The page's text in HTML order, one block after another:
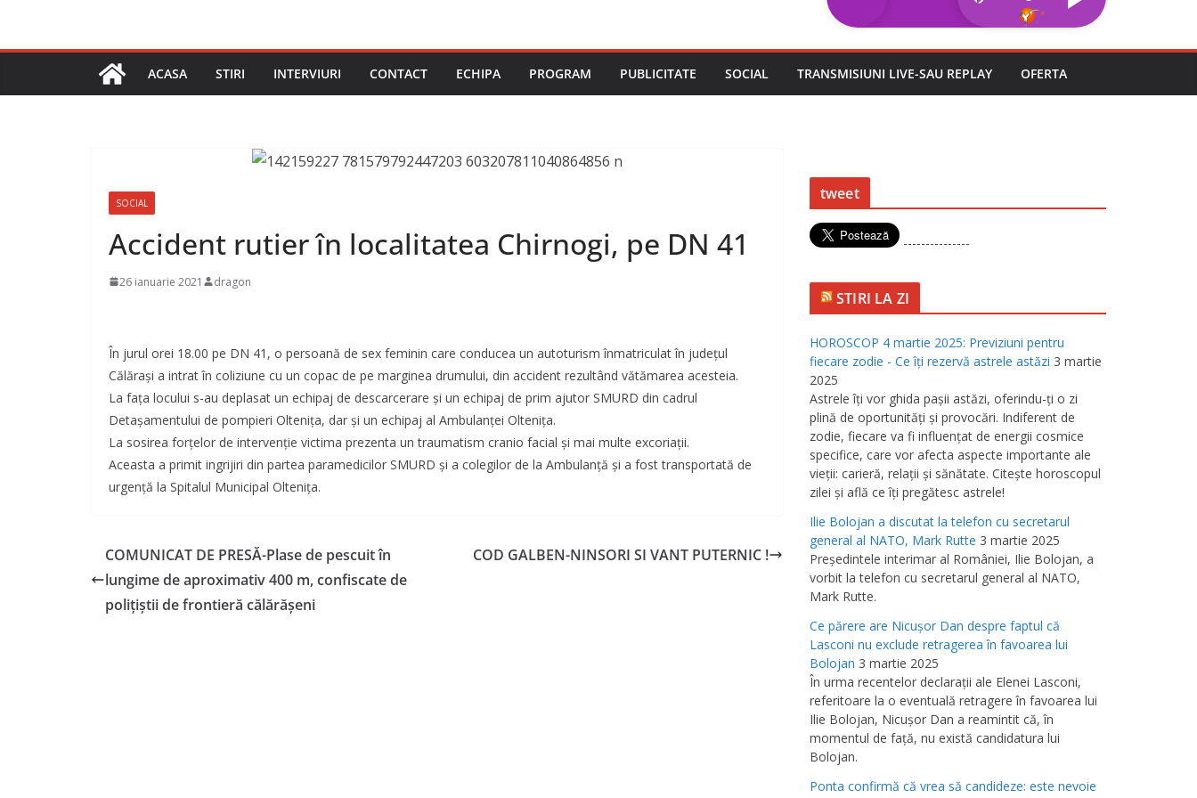
ACASA STIRI INTERVIURI CONTACT ECHIPA PROGRAM PUBLICITATE SOCIAL TRANSMISIUNI LIVE-SAU REPLAY OFERTA
SOCIAL
Accident rutier în localitatea Chirnogi, pe DN 41
26 ianuarie 2021 dragon
În jurul orei 18.00 pe DN 41, o persoană de sex feminin care conducea un autoturism înmatriculat în județul
Călărași a intrat în coliziune cu un copac de pe marginea drumului, din accident rezultând vătămarea acesteia.
La fața locului s-au deplasat un echipaj de descarcerare și un echipaj de prim ajutor SMURD din cadrul
Detaşamentului de pompieri Oltenița, dar și un echipaj al Ambulanței Oltenița.
La sosirea forțelor de intervenție victima prezenta un traumatism cranio facial și mai multe excoriații.
Aceasta a primit ingrijiri din partea paramedicilor SMURD și a colegilor de la Ambulanță și a fost transportată de
urgență la Spitalul Municipal Oltenița.
COMUNICAT DE PRESĂ-Plase de pescuit în
lungime de aproximativ 400 m, confiscate de
poliţiştii de frontieră călărăşeni
COD GALBEN-NINSORI SI VANT PUTERNIC !
tweet
---------------
STIRI LA ZI
HOROSCOP 4 martie 2025: Previziuni pentru
fiecare zodie - Ce îţi rezervă astrele astăzi 3 martie
2025
Astrele îţi vor ghida paşii astăzi, oferindu-ţi o zi
plină de oportunităţi şi provocări. Indiferent de
zodie, fiecare va fi influenţat de energii cosmice
specifice, care vor afecta aspecte importante ale
vieţii: carieră, relaţii şi sănătate. Citeşte horoscopul
zilei şi află ce îţi pregătesc astrele!
Ilie Bolojan a discutat la telefon cu secretarul
general al NATO, Mark Rutte 3 martie 2025
Preşedintele interimar al României, Ilie Bolojan, a
vorbit la telefon cu secretarul general al NATO,
Mark Rutte.
Ce părere are Nicuşor Dan despre faptul că
Lasconi nu exclude retragerea în favoarea lui
Bolojan 3 martie 2025
În urma recentelor declaraţii ale Elenei Lasconi,
referitoare la o eventuală retragere în favoarea lui
Ilie Bolojan, Nicuşor Dan a reamintit că, în
momentul de faţă, nu există candidatura lui
Bolojan.
Ponta confirmă că vrea să candideze: este nevoie